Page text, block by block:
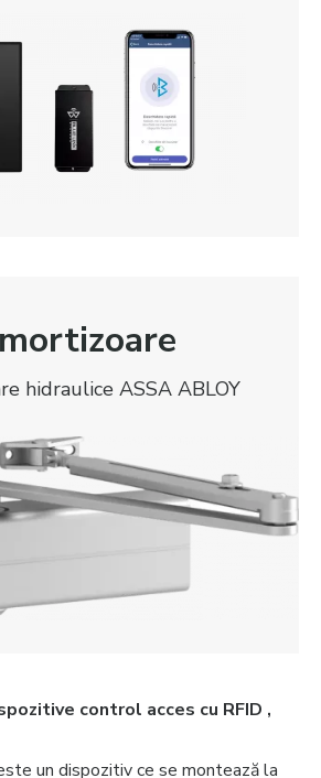
hidraulice ASSA ABLOY
control acces cu RFID ,
un dispozitiv ce se montează la